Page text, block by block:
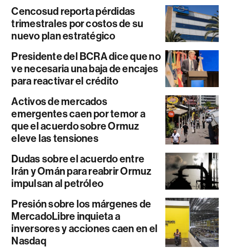
Cencosud reporta pérdidas
trimestrales por costos de su
nuevo plan estratégico
Presidente del BCRA dice que no
ve necesaria una baja de encajes
para reactivar el crédito
Activos de mercados
emergentes caen por temor a
que el acuerdo sobre Ormuz
eleve las tensiones
Dudas sobre el acuerdo entre
Irán y Omán para reabrir Ormuz
impulsan al petróleo
Presión sobre los márgenes de
MercadoLibre inquieta a
inversores y acciones caen en el
Nasdaq